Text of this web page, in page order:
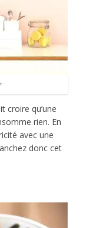
croire qu’une
rien. En
avec une
donc cet